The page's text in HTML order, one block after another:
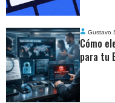
Gustavo
Cómo
para tu